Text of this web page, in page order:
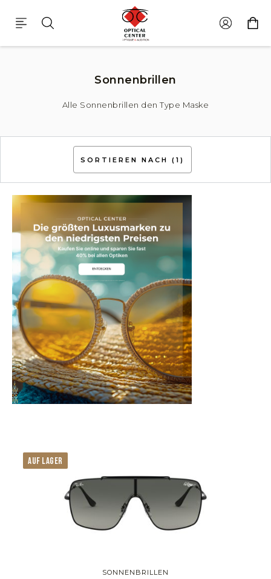
Sonnenbrillen Den Type Maske
Sonnenbrillen
Alle Sonnenbrillen den Type Maske
SORTIEREN NACH (1)
AUF LAGER
SONNENBRILLEN